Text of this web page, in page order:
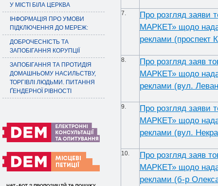
У МІСТІ БІЛА ЦЕРКВА
ІНФОРМАЦІЯ ПРО УМОВИ
ПІДКЛЮЧЕННЯ ДО МЕРЕЖ:
ДОБРОЧЕСНІСТЬ ТА
ЗАПОБІГАННЯ КОРУПЦІЇ
ЗАПОБІГАННЯ ТА ПРОТИДІЯ
ДОМАШНЬОМУ НАСИЛЬСТВУ,
ТОРГІВЛІ ЛЮДЬМИ. ПИТАННЯ
ҐЕНДЕРНОЇ РІВНОСТІ
7.
Про розгляд заяви
МАРКЕТ» щодо
реклами (проспект
8.
Про розгляд заяв
МАРКЕТ» щодо
реклами (вул.
9.
Про розгляд заяви
МАРКЕТ» щодо
реклами (вул.
10.
Про розгляд заяв
МАРКЕТ» щодо
реклами (б-р